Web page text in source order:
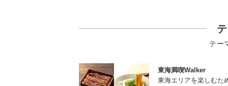
テー
東海満喫Walker
東海エリアを楽しむた